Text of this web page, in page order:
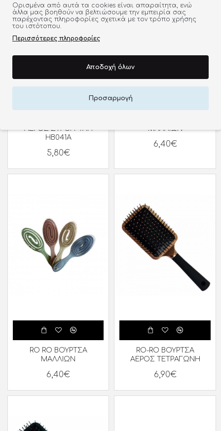
ΑΕΡΟΣ ΣΤΡΟΓΓΥΛΗ
HB041A
5,80€
ΜΑΛΛΙΩΝ
6,40€
RO RO ΒΟΥΡΤΣΑ
ΜΑΛΛΙΩΝ
6,40€
RO-RO ΒΟΥΡΤΣΑ
ΑΕΡΟΣ ΤΕΤΡΑΓΩΝΗ
6,90€
Ορισμένα από αυτά τα cookies είναι απαραίτητα, ενώ
άλλα μας βοηθούν να βελτιώσουμε την εμπειρία σας
παρέχοντας πληροφορίες σχετικά με τον τρόπο χρήσης
του ιστότοπου.
Περισσότερες πληροφορίες
Αποδοχή όλων
Προσαρμογή